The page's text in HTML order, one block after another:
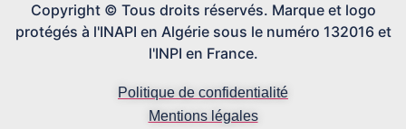
Copyright © Tous droits réservés. Marque et logo
protégés à l'INAPI en Algérie sous le numéro 132016 et
l'INPI en France.
Politique de confidentialité
Mentions légales